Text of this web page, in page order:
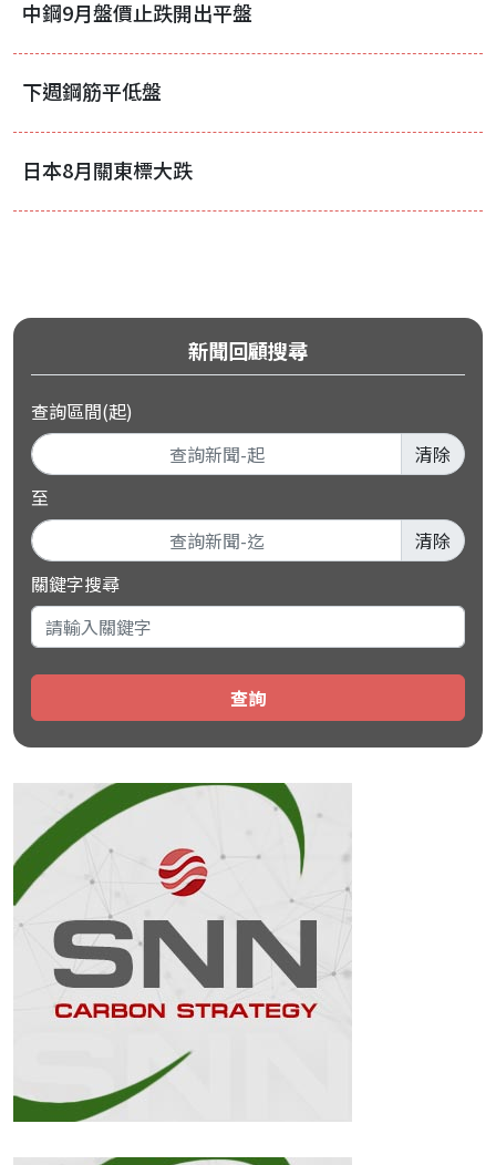
中鋼9月盤價止跌開出平盤
下週鋼筋平低盤
日本8月關東標大跌
新聞回顧搜尋
查詢區間(起)
清除
至
清除
關鍵字搜尋
查詢